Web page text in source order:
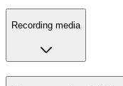
Recording media